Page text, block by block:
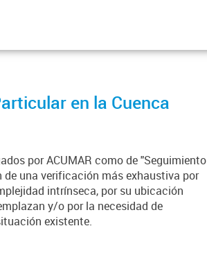
en la Cuenca
por ACUMAR como de "Seguimiento
una verificación más exhaustiva por
intrínseca, por su ubicación
y/o por la necesidad de
existente.